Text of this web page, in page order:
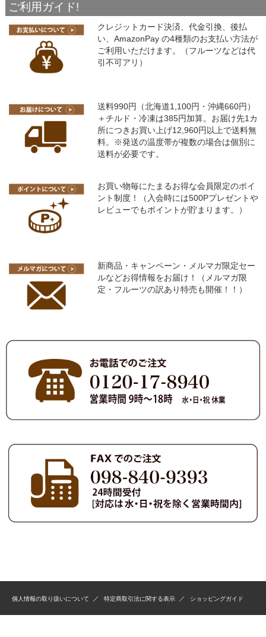
ご利用ガイド!
クレジットカード決済、代金引換、後払
い、AmazonPay の4種類のお支払い方法が
ご利用いただけます。（フルーツなどは代
引不可アリ）
送料990円（北海道1,100円・沖縄660円）
＋チルド・冷凍は385円加算。お届け先1カ
所につきお買い上げ12,960円以上で送料無
料。※発送の温度帯が複数の場合は個別に
送料が必要です。
お買い物毎にたまるお得な会員限定のポイ
ント制度！（入会時には500Pプレゼントや
レビューでもポイントが貯まります。）
新商品・キャンペーン・メルマガ限定セー
ルなどお得情報をお届け！（メルマガ限
定・フルーツの訳あり特売も開催！！）
個人情報の取り扱いについて 特定商取引法に関する表示 ショッピングガイド